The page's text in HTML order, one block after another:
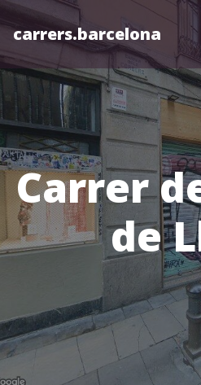
carrers.barcelona
Carrer
de